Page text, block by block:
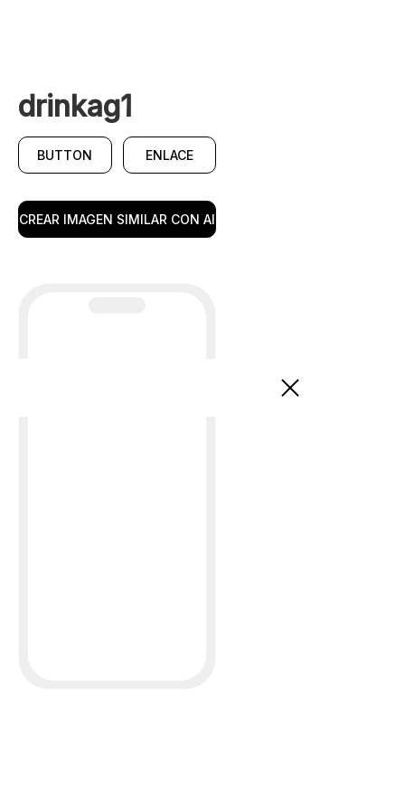
drinkag1
BUTTON ENLACE
CREAR IMAGEN SIMILAR CON AI